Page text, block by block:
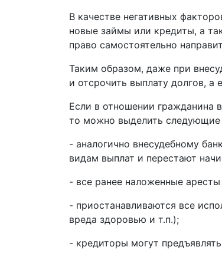
В качестве негативных
новые займы или кредиты, а
право самостоятельно
Таким образом, даже при
и отсрочить выплату долгов, а
Если в отношении гражданина
то можно выделить следующие
- аналогично внесудебному
видам выплат и перестают
- все ранее наложенные
- приостанавливаются все
вреда здоровью и т.п.);
- кредиторы могут